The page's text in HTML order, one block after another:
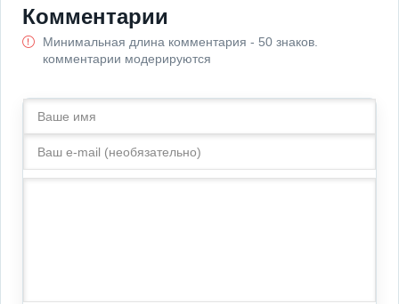
Комментарии
Минимальная длина комментария - 50 знаков.
комментарии модерируются